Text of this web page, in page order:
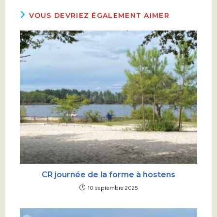
VOUS DEVRIEZ ÉGALEMENT AIMER
CR journée de la forme à hostens
10 septembre 2025